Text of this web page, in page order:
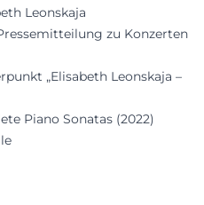
Leonskaja
zu Konzerten
„Elisabeth Leonskaja –
Piano Sonatas (2022)